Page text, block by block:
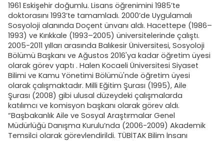
1961 Eskişehir doğumlu. Lisans öğrenimini 1985’te
doktorasını 1993’te tamamladı. 2000’de Uygulamalı
Sosyoloji alanında Doçent ünvanı aldı. Hacettepe (1986–
1993) ve Kırıkkale (1993–2005) üniversitelerinde çalıştı.
2005-2011 yılları arasında Balıkesir Üniversitesi, Sosyoloji
Bölümü Başkanı ve Ağustos 2016'ya kadar öğretim üyesi
olarak görev yaptı . Halen Kocaeli Üniversitesi Siyaset
Bilimi ve Kamu Yönetimi Bölümü'nde öğretim üyesi
olarak çalışmaktadır. Milli Eğitim Şurası (1995), Aile
Şurası (2008) gibi ulusal düzeydeki çalışmalarda
katılımcı ve komisyon başkanı olarak görev aldı.
“Başbakanlık Aile ve Sosyal Araştırmalar Genel
Müdürlüğü Danışma Kurulu’nda (2006-2009) Akademik
Temsilci olarak görevlendirildi. TÜBİTAK Bilim İnsanı